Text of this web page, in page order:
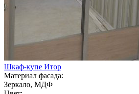
Шкаф-купе Итор
Материал фасада:
Зеркало, МДФ